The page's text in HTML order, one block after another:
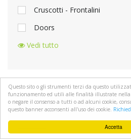
Accetta
Questo sito o gli strumenti terzi da questo
funzionamento ed utili alle finalità illustrate nella
o negare il consenso a tutti o ad alcuni cookie,
questo banner acconsenti all'uso dei cookie.
Cruscotti - Frontalini
Doors
Vedi tutto
MARCHIO